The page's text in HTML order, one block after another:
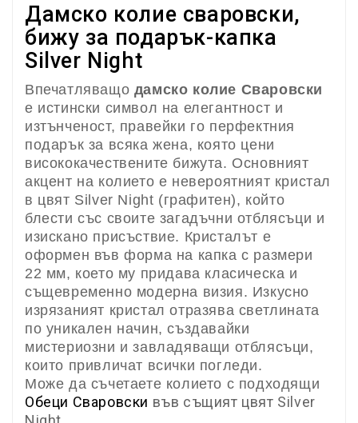
Дамско колие сваровски,
бижу за подарък-капка
Silver Night
Впечатляващо дамско колие Сваровски
е истински символ на елегантност и
изтънченост, правейки го перфектния
подарък за всяка жена, която цени
висококачествените бижута. Основният
акцент на колието е невероятният кристал
в цвят Silver Night (графитен), който
блести със своите загадъчни отблясъци и
изискано присъствие. Кристалът е
оформен във форма на капка с размери
22 мм, което му придава класическа и
същевременно модерна визия. Изкусно
изрязаният кристал отразява светлината
по уникален начин, създавайки
мистериозни и завладяващи отблясъци,
които привличат всички погледи.
Може да съчетаете колието с подходящи
Обеци Сваровски във същият цвят Silver